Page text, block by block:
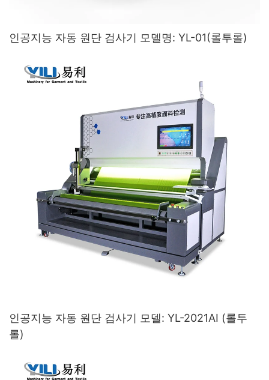
인공지능 자동 원단 검사기 모델명: YL-01(롤투롤)
인공지능 자동 원단 검사기 모델: YL-2021AI (롤투
롤)